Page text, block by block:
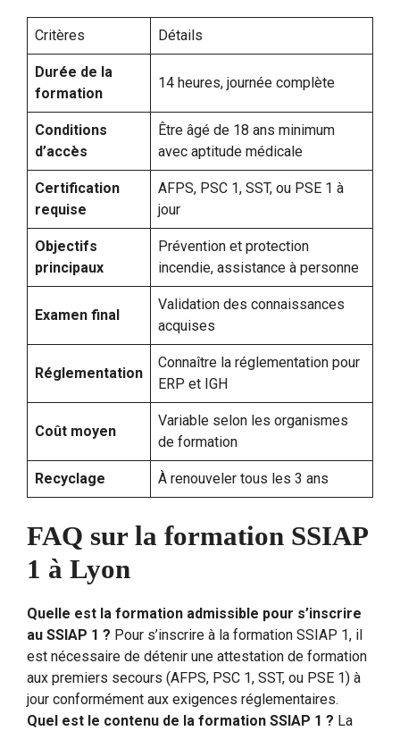
Critères Détails
Durée de la
formation
14 heures, journée complète
Conditions
d’accès
Être âgé de 18 ans minimum
avec aptitude médicale
Certification
requise
AFPS, PSC 1, SST, ou PSE 1 à
jour
Objectifs
principaux
Prévention et protection
incendie, assistance à personne
Examen final
Validation des connaissances
acquises
Réglementation
Connaître la réglementation pour
ERP et IGH
Coût moyen
Variable selon les organismes
de formation
Recyclage À renouveler tous les 3 ans
FAQ sur la formation SSIAP
1 à Lyon
Quelle est la formation admissible pour s’inscrire
au SSIAP 1 ? Pour s’inscrire à la formation SSIAP 1, il
est nécessaire de détenir une attestation de formation
aux premiers secours (AFPS, PSC 1, SST, ou PSE 1) à
jour conformément aux exigences réglementaires.
Quel est le contenu de la formation SSIAP 1 ? La